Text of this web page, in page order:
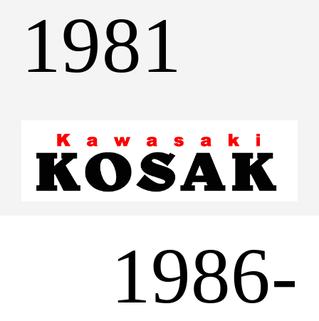
1981
1986-